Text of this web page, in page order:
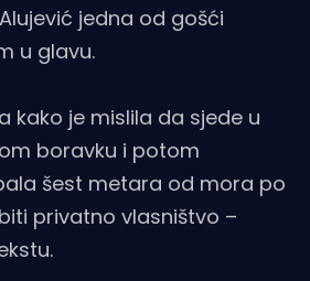
jedna od gošći
u glavu.
kako je mislila da sjede u
boravku i potom
šest metara od mora po
privatno vlasništvo –